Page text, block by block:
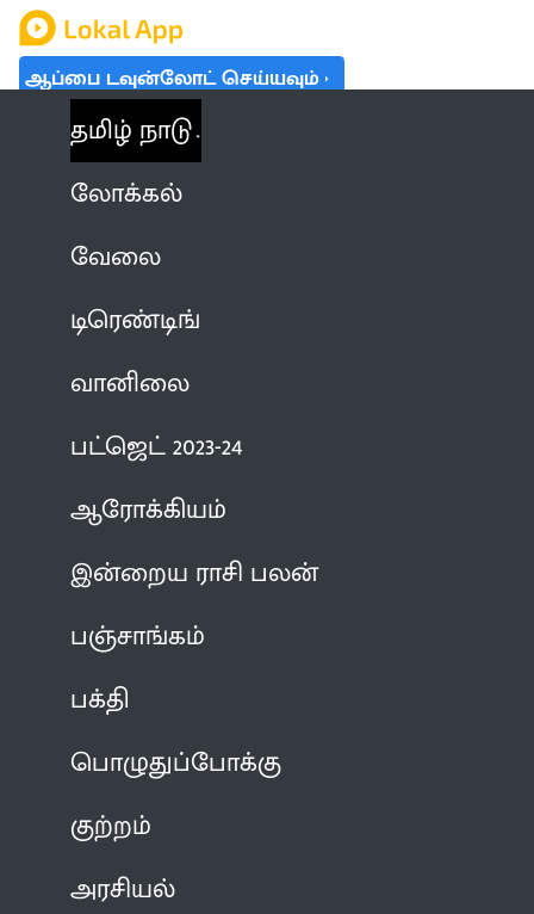
ஆப்பை டவுன்லோட் செய்யவும்
தமிழ் நாடு
லோக்கல்
வேலை
டிரெண்டிங்
வானிலை
பட்ஜெட் 2023-24
ஆரோக்கியம்
இன்றைய ராசி பலன்
பஞ்சாங்கம்
பக்தி
பொழுதுப்போக்கு
குற்றம்
அரசியல்